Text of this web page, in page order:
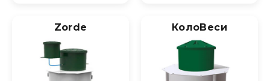
Zorde КолоВеси